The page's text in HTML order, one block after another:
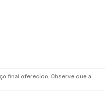
final oferecido. Observe que a